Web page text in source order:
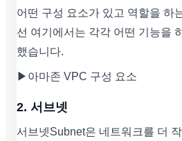
어떤 구성 요소가 있고 역할을 하
선 여기에서는 각각 어떤 기능을
했습니다.
▶아마존 VPC 구성 요소
2. 서브넷
서브넷Subnet은 네트워크를 더